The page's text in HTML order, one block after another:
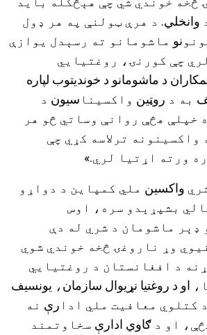
وانخلي. د هرې ټولنې په هر ډول
نو ماشومانو ته رسېدل يوازې
چې کورنۍ، روغتيايي
د ماشومانو د خوندیتوب لپاره
به د روټین واکسينا سیون د
خپلې هڅې روانې وساتي څو هر
واکسينونه ترلاسه کړي چې
ورته اړتيا لري.
»
واکسین ملي کمپاين د دواړو
بشپړېدو سره، اوس
ډېر ماشومان د شري له دې
وړ ناروغۍ څخه خوندي شوي
د افغانستان د روغتيايي
او د روغتیا نړیوال سازمان ، یونسیف
کتلوي معافیت ملي ادا رې نه
او د ګاوي ادارې سخاوتمند